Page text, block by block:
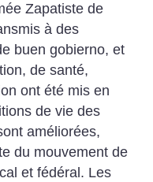
Zapatiste de
à des
buen gobierno, et
de santé,
ont été mis en
de vie des
améliorées,
du mouvement de
et fédéral. Les